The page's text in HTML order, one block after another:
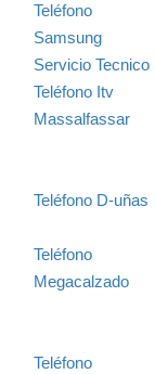
Teléfono
Samsung
Servicio Tecnico
Teléfono Itv
Massalfassar
Teléfono D-uñas
Teléfono
Megacalzado
Teléfono